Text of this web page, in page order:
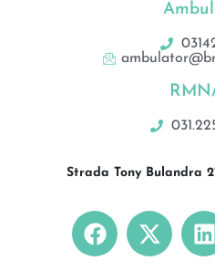
Strada Tony Bulandra